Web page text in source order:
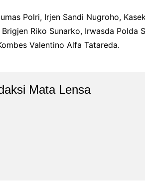
Polri, Irjen Sandi Nugroho,
Riko Sunarko, Irwasda Polda
Valentino Alfa Tatareda.
Mata Lensa